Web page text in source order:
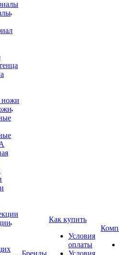
Бренды
Как купить
Условия
оплаты
Условия